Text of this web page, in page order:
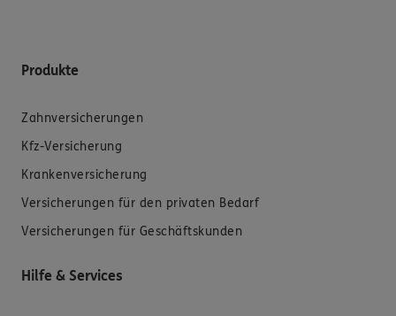
Produkte
Zahnversicherungen
Kfz-Versicherung
Krankenversicherung
Versicherungen für den privaten Bedarf
Versicherungen für Geschäftskunden
Hilfe & Services